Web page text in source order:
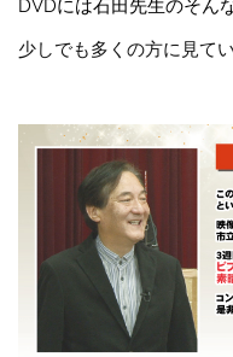
DVDには石田先生のそん
少しでも多くの方に見て